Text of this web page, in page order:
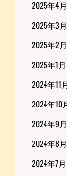
2025年4月
2025年3月
2025年2月
2025年1月
2024年11月
2024年10
2024年9月
2024年8月
2024年7月